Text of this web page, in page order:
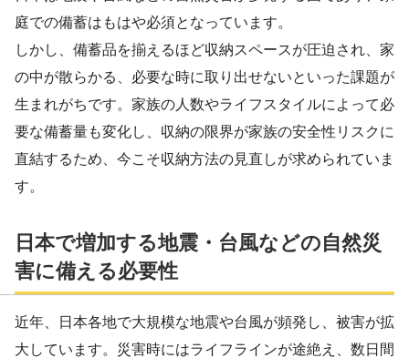
庭での備蓄はもはや必須となっています。
しかし、備蓄品を揃えるほど収納スペースが圧迫され、家
の中が散らかる、必要な時に取り出せないといった課題が
生まれがちです。家族の人数やライフスタイルによって必
要な備蓄量も変化し、収納の限界が家族の安全性リスクに
直結するため、今こそ収納方法の見直しが求められていま
す。
日本で増加する地震・台風などの自然災
害に備える必要性
近年、日本各地で大規模な地震や台風が頻発し、被害が拡
大しています。災害時にはライフラインが途絶え、数日間